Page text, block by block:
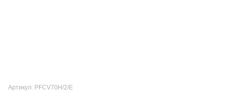
Артикул: PFCV70H/2/E